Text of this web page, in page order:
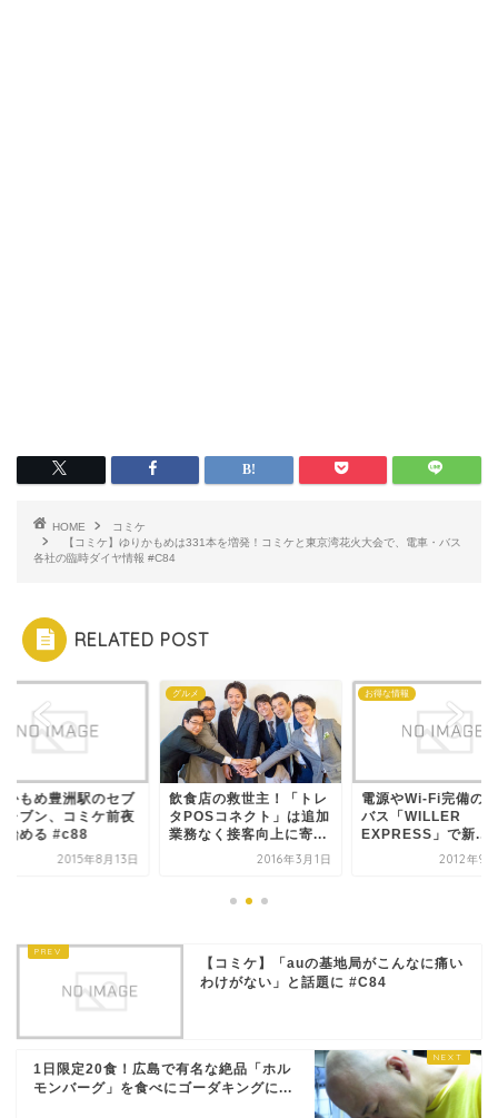
HOME
コミケ
【コミケ】ゆりかもめは331本を増発！コミケと東京湾花火大会で、電車・バス
各社の臨時ダイヤ情報 #C84
RELATED POST
セブ
前夜
飲食店の救世主！「トレ
タPOSコネクト」は追加
業務なく接客向上に寄...
お得な情報
電源やWi-Fi完備の高速
バス「WILLER
EXPRESS」で新...
ゆり
祭を
【コミケ】「auの基地局がこんなに痛い
わけがない」と話題に #C84
1日限定20食！広島で有名な絶品「ホル
モンバーグ」を食べにゴーダキングに...